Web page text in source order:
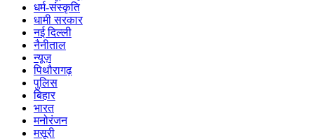
धर्म-संस्कृति
धामी सरकार
नई दिल्ली
नैनीताल
न्यूज़
पिथौरागढ़
पुलिस
बिहार
भारत
मनोरंजन
मसूरी